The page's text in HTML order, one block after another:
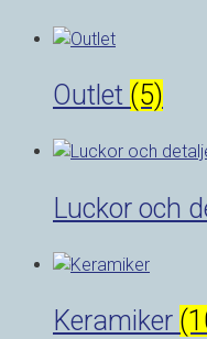
Outlet (5)
Luckor och
Keramiker